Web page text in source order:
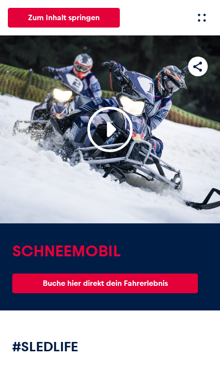
Zum Inhalt springen
Alle Events Erlebnisse Seiten
News
Alle anzeigen
Alle anzeigen
Erlebnisse
Alle anzeigen
SCHNEEMOBIL
Buche hier direkt dein Fahrerlebnis
#SLEDLIFE